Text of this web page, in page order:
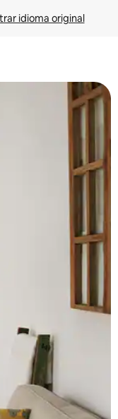
idioma original
deslizando el dedo.